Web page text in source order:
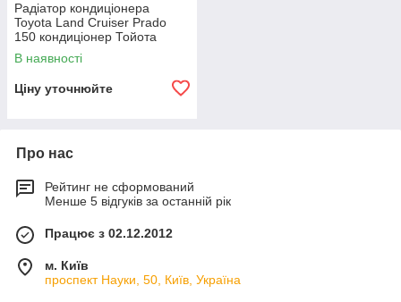
Радіатор кондиціонера
Toyota Land Cruiser Prado
150 кондиціонер Тойота
Прадо 150
В наявності
Ціну уточнюйте
Про нас
Рейтинг не сформований
Менше 5 відгуків за останній рік
Працює з 02.12.2012
м. Київ
проспект Науки, 50, Київ, Україна